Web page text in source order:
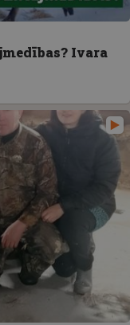
Ivara